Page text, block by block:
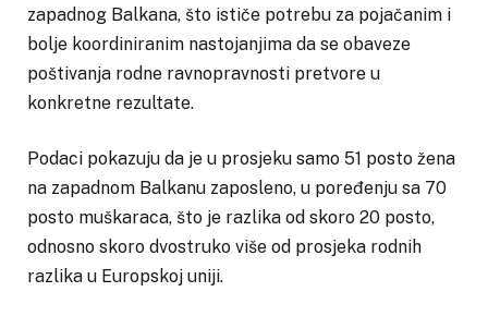
zapadnog Balkana, što ističe potrebu za pojačanim i
bolje koordiniranim nastojanjima da se obaveze
poštivanja rodne ravnopravnosti pretvore u
konkretne rezultate.
Podaci pokazuju da je u prosjeku samo 51 posto žena
na zapadnom Balkanu zaposleno, u poređenju sa 70
posto muškaraca, što je razlika od skoro 20 posto,
odnosno skoro dvostruko više od prosjeka rodnih
razlika u Europskoj uniji.